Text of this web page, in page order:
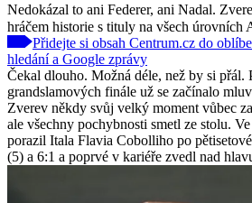
Nedokázal to ani Federer, ani Nadal.
hráčem historie s tituly na všech úrovních
Přidejte si obsah Centrum.cz do
hledání a Google zprávy
Čekal dlouho. Možná déle, než by si přál.
grandslamových finále už se začínalo
Zverev někdy svůj velký moment vůbec
ale všechny pochybnosti smetl ze stolu.
porazil Itala Flavia Cobolliho po
(5) a 6:1 a poprvé v kariéře zvedl nad